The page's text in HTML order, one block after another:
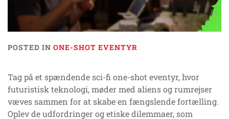
POSTED IN ONE-SHOT EVENTYR
Tag på et spændende sci-fi one-shot eventyr, hvor
futuristisk teknologi, møder med aliens og rumrejser
væves sammen for at skabe en fængslende fortælling.
Oplev de udfordringer og etiske dilemmaer, som